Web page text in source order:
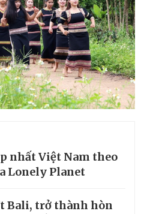
nhất Việt Nam theo
Lonely Planet
Bali, trở thành hòn